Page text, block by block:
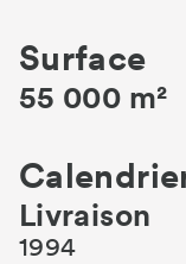
Surface
55 000 m²
Livraison
1994